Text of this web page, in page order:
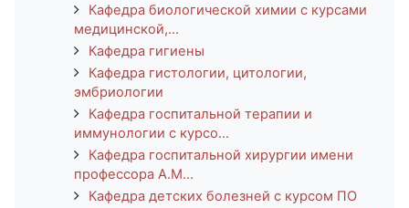
Кафедра биологической химии с курсами
медицинской,...
Кафедра гигиены
Кафедра гистологии, цитологии,
эмбриологии
Кафедра госпитальной терапии и
иммунологии с курсо...
Кафедра госпитальной хирургии имени
профессора А.М...
Кафедра детских болезней с курсом ПО